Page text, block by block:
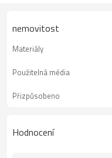
nemovitost
Materiály
Použitelná média
Přizpůsobeno
Hodnocení